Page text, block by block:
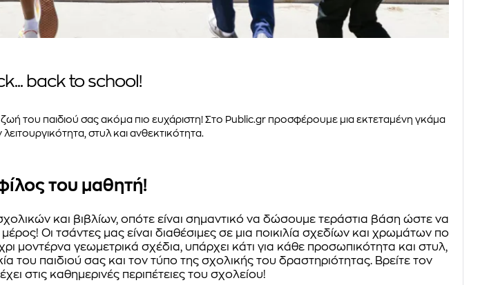
back to school!
του παιδιού σας ακόμα πιο ευχάριστη! Στο Public.gr προσφέρουμε μια εκτεταμένη γκάμα
στυλ και ανθεκτικότητα.
του μαθητή!
και βιβλίων, οπότε είναι σημαντικό να δώσουμε τεράστια βάση ώστε να
Οι τσάντες μας είναι διαθέσιμες σε μια ποικιλία σχεδίων και χρωμάτων που
μοντέρνα γεωμετρικά σχέδια, υπάρχει κάτι για κάθε προσωπικότητα και στυλ,
παιδιού σας και τον τύπο της σχολικής του δραστηριότητας. Βρείτε τον
στις καθημερινές περιπέτειες του σχολείου!